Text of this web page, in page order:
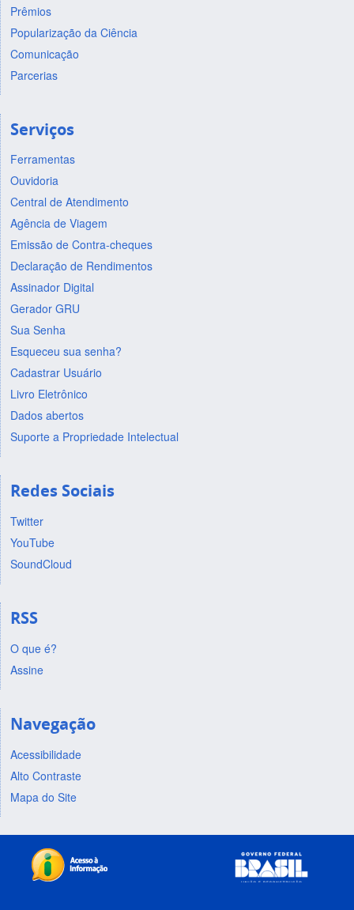
Prêmios
Popularização da Ciência
Comunicação
Parcerias
Serviços
Ferramentas
Ouvidoria
Central de Atendimento
Agência de Viagem
Emissão de Contra-cheques
Declaração de Rendimentos
Assinador Digital
Gerador GRU
Sua Senha
Esqueceu sua senha?
Cadastrar Usuário
Livro Eletrônico
Dados abertos
Suporte a Propriedade Intelectual
Redes Sociais
Twitter
YouTube
SoundCloud
RSS
O que é?
Assine
Navegação
Acessibilidade
Alto Contraste
Mapa do Site